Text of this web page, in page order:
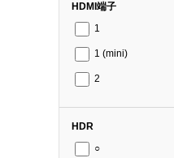
HDMI端子
1
1 (mini)
2
HDR
○